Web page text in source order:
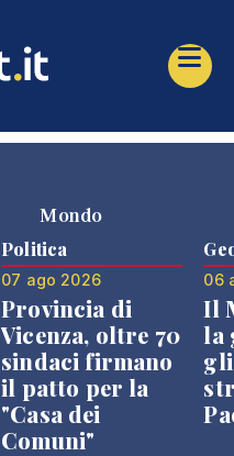
Mondo
Politica
07 ago 2026
Provincia di
Vicenza, oltre 70
sindaci firmano
il patto per la
"Casa dei
Comuni"
06
Il
la